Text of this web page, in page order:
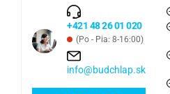
+421 48 26 01 020
(Po - Pia: 8-16:00)
info@budchlap.sk